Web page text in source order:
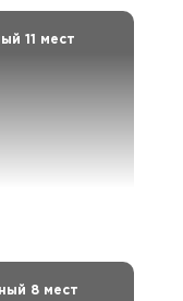
11 мест
8 мест